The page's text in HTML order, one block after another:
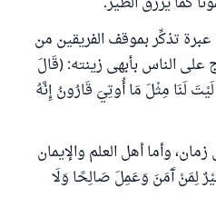
عبرة تذكِّر بموقف الفريقين من
الناس بأبهى زينته: (قَالَ
لَيْتَ لَنَا مِثْلَ مَا أُوتِيَ قَارُونُ إِنَّهُ
وأما أهل العلم والإيمان
لِمَنْ آَمَنَ وَعَمِلَ صَالِحًا وَلَا